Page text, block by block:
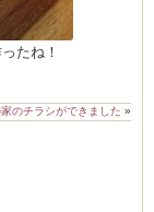
たね！
のチラシができました »